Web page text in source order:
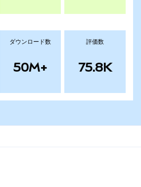
ダウンロード数
50M+
評価数
75.8K